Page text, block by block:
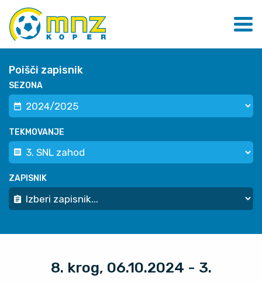
Poišči zapisnik
SEZONA
TEKMOVANJE
ZAPISNIK
8. krog, 06.10.2024 - 3.